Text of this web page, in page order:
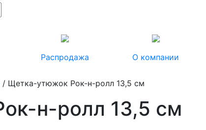
Распродажа О компании
/ Щетка-утюжок Рок-н-ролл 13,5 см
н-ролл 13,5 см